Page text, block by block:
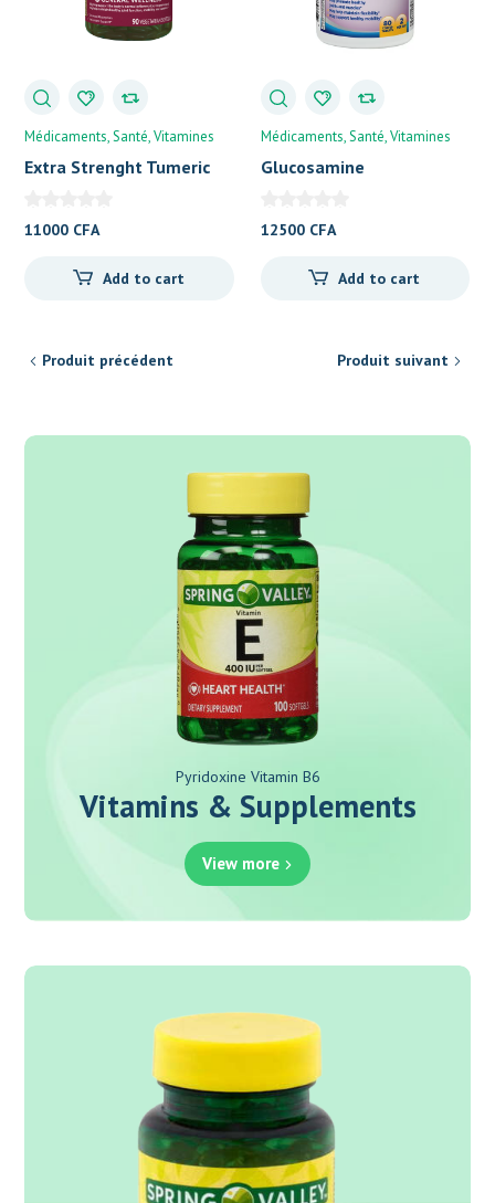
Médicaments Santé Vitamines
Extra Strenght Tumeric
11000 CFA
Add to cart
Médicaments Santé Vitamines
Glucosamine
12500 CFA
Add to cart
Produit précédent Produit suivant
Pyridoxine Vitamin B6
Vitamins & Supplements
View more